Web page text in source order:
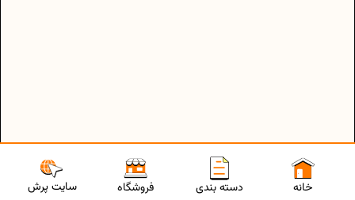
سایت پرش فروشگاه دسته بندی خانه